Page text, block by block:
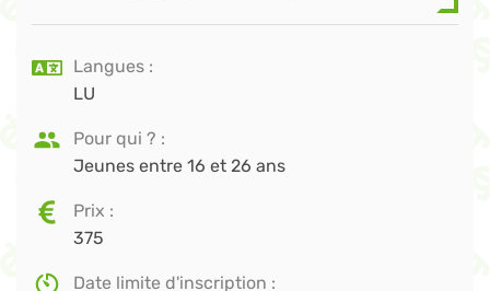
Langues
LU
Pour qui ?
Jeunes entre 16 et 26 ans
Prix
375
Date limite d'inscription